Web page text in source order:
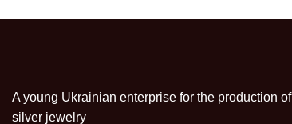
A young Ukrainian enterprise for the production of
silver jewelry